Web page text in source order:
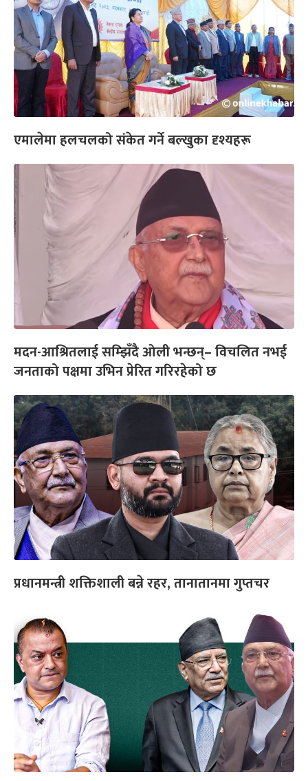
एमालेमा हलचलको संकेत गर्ने बल्खुका दृश्यहरू
मदन-आश्रितलाई सम्झिँदै ओली भन्छन्– विचलित नभई
जनताको पक्षमा उभिन प्रेरित गरिरहेको छ
प्रधानमन्त्री शक्तिशाली बन्ने रहर, तानातानमा गुप्तचर